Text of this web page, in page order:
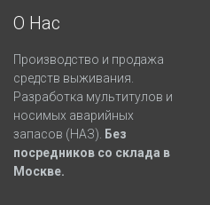
О Нас
Производство и продажа
средств выживания.
Разработка мультитулов и
носимых аварийных
запасов (НАЗ).
Без
посредников со склада в
Москве.